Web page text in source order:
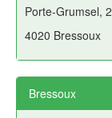
Porte-Grumsel, 2
4020 Bressoux
Bressoux